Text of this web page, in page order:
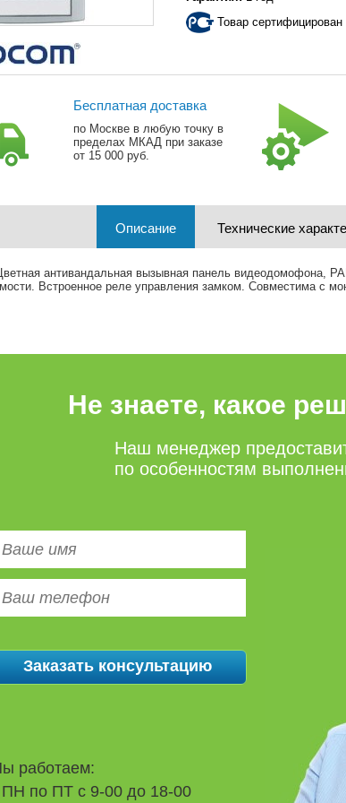
Товар сертифицирован
Бесплатная доставка
по Москве в любую точку в
пределах МКАД при заказе
от 15 000 руб.
Описание Технические
антивандальная вызывная панель видеодомофона,
Встроенное реле управления замком. Совместима с
Не знаете, какое
Наш менеджер
по особенностям
работаем:
ПН по ПТ с 9-00 до 18-00